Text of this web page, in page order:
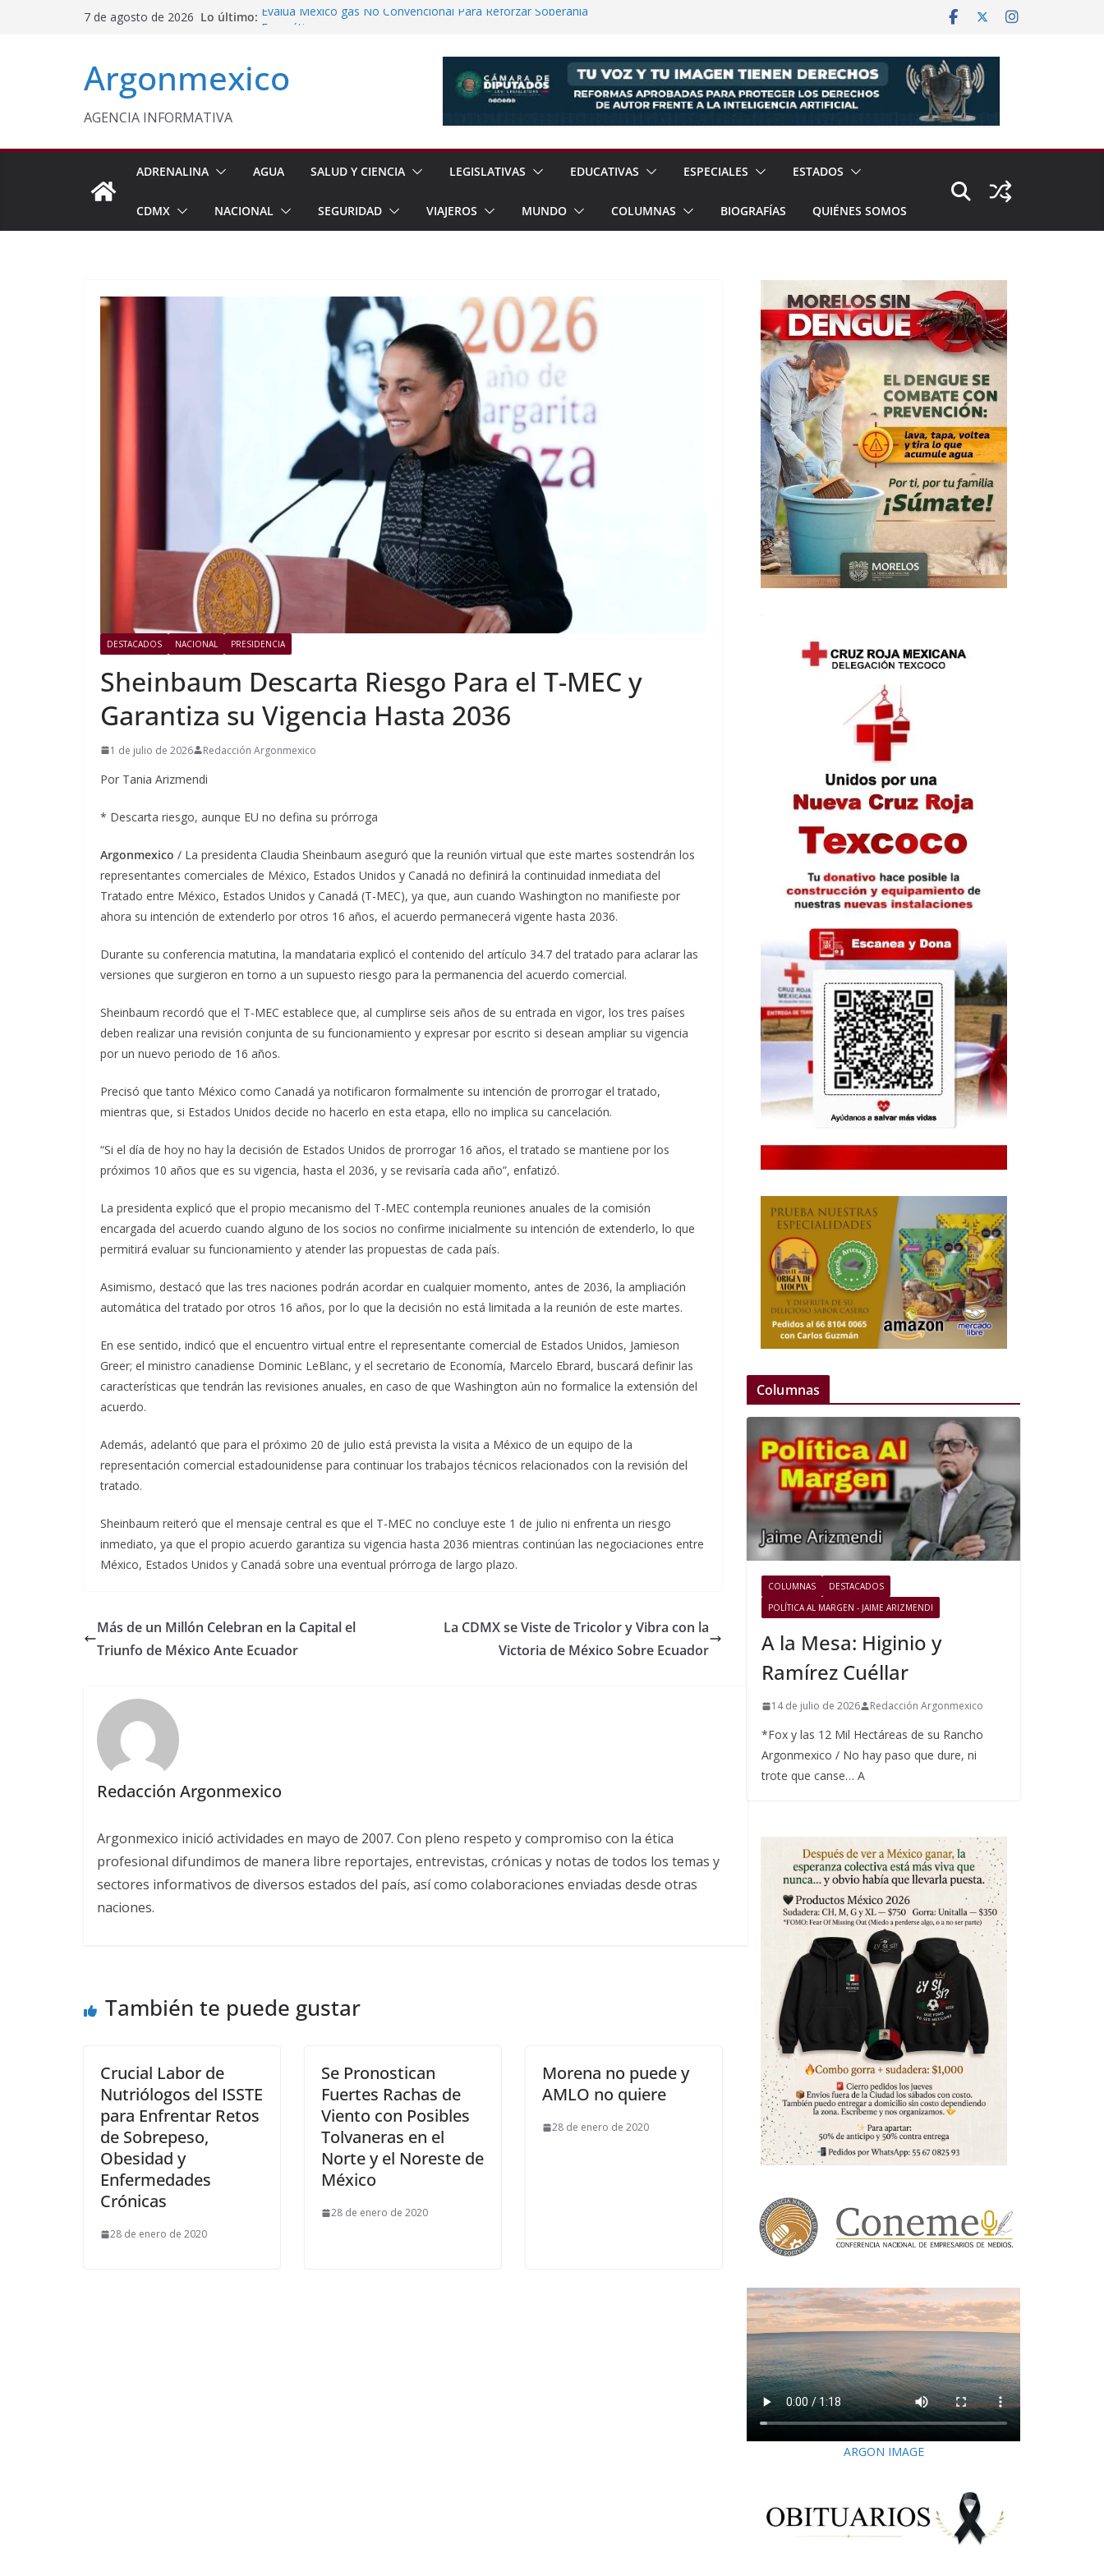
7 de agosto de 2026 Lo último: Evalúa México gas No Convencional Para Reforzar Soberanía
Texcoco Fortalece Prestaciones de Trabajadores del
Aseguran Casi 10 Millones de Cigarrillos Apócrifos en
Michoacán
Argonmexico
AGENCIA INFORMATIVA
ADRENALINA AGUA SALUD Y CIENCIA LEGISLATIVAS EDUCATIVAS ESPECIALES ESTADOS
CDMX NACIONAL SEGURIDAD VIAJEROS MUNDO COLUMNAS BIOGRAFÍAS QUIÉNES SOMOS
DESTACADOS NACIONAL PRESIDENCIA
Sheinbaum Descarta Riesgo Para el T-MEC y
Garantiza su Vigencia Hasta 2036
1 de julio de 2026 Redacción Argonmexico
Por Tania Arizmendi
* Descarta riesgo, aunque EU no defina su prórroga
Argonmexico / La presidenta Claudia Sheinbaum aseguró que la reunión virtual que este martes sostendrán los
representantes comerciales de México, Estados Unidos y Canadá no definirá la continuidad inmediata del
Tratado entre México, Estados Unidos y Canadá (T-MEC), ya que, aun cuando Washington no manifieste por
ahora su intención de extenderlo por otros 16 años, el acuerdo permanecerá vigente hasta 2036.
Durante su conferencia matutina, la mandataria explicó el contenido del artículo 34.7 del tratado para aclarar las
versiones que surgieron en torno a un supuesto riesgo para la permanencia del acuerdo comercial.
Sheinbaum recordó que el T-MEC establece que, al cumplirse seis años de su entrada en vigor, los tres países
deben realizar una revisión conjunta de su funcionamiento y expresar por escrito si desean ampliar su vigencia
por un nuevo periodo de 16 años.
Precisó que tanto México como Canadá ya notificaron formalmente su intención de prorrogar el tratado,
mientras que, si Estados Unidos decide no hacerlo en esta etapa, ello no implica su cancelación.
“Si el día de hoy no hay la decisión de Estados Unidos de prorrogar 16 años, el tratado se mantiene por los
próximos 10 años que es su vigencia, hasta el 2036, y se revisaría cada año”, enfatizó.
La presidenta explicó que el propio mecanismo del T-MEC contempla reuniones anuales de la comisión
encargada del acuerdo cuando alguno de los socios no confirme inicialmente su intención de extenderlo, lo que
permitirá evaluar su funcionamiento y atender las propuestas de cada país.
Asimismo, destacó que las tres naciones podrán acordar en cualquier momento, antes de 2036, la ampliación
automática del tratado por otros 16 años, por lo que la decisión no está limitada a la reunión de este martes.
En ese sentido, indicó que el encuentro virtual entre el representante comercial de Estados Unidos, Jamieson
Greer; el ministro canadiense Dominic LeBlanc, y el secretario de Economía, Marcelo Ebrard, buscará definir las
características que tendrán las revisiones anuales, en caso de que Washington aún no formalice la extensión del
acuerdo.
Además, adelantó que para el próximo 20 de julio está prevista la visita a México de un equipo de la
representación comercial estadounidense para continuar los trabajos técnicos relacionados con la revisión del
tratado.
Sheinbaum reiteró que el mensaje central es que el T-MEC no concluye este 1 de julio ni enfrenta un riesgo
inmediato, ya que el propio acuerdo garantiza su vigencia hasta 2036 mientras continúan las negociaciones entre
México, Estados Unidos y Canadá sobre una eventual prórroga de largo plazo.
Más de un Millón Celebran en la Capital el
Triunfo de México Ante Ecuador
La CDMX se Viste de Tricolor y Vibra con la
Victoria de México Sobre Ecuador
Redacción Argonmexico
Argonmexico inició actividades en mayo de 2007. Con pleno respeto y compromiso con la ética
profesional difundimos de manera libre reportajes, entrevistas, crónicas y notas de todos los temas y
sectores informativos de diversos estados del país, así como colaboraciones enviadas desde otras
naciones.
También te puede gustar
Crucial Labor de
Nutriólogos del ISSTE
para Enfrentar Retos
de Sobrepeso,
Obesidad y
Enfermedades
Crónicas
28 de enero de 2020
Se Pronostican
Fuertes Rachas de
Viento con Posibles
Tolvaneras en el
Norte y el Noreste de
México
28 de enero de 2020
Morena no puede y
AMLO no quiere
28 de enero de 2020
Columnas
COLUMNAS
DESTACADOS
POLÍTICA AL MARGEN - JAIME ARIZMENDI
A la Mesa: Higinio y
Ramírez Cuéllar
14 de julio de 2026 Redacción Argonmexico
*Fox y las 12 Mil Hectáreas de su Rancho
Argonmexico / No hay paso que dure, ni
trote que canse… A
ARGON IMAGE